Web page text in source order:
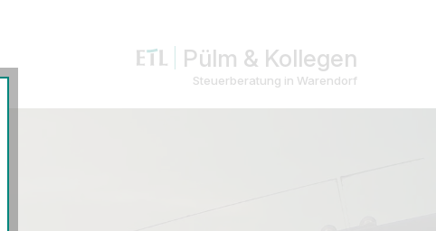
Pülm & Kollegen
Steuerberatung in Warendorf